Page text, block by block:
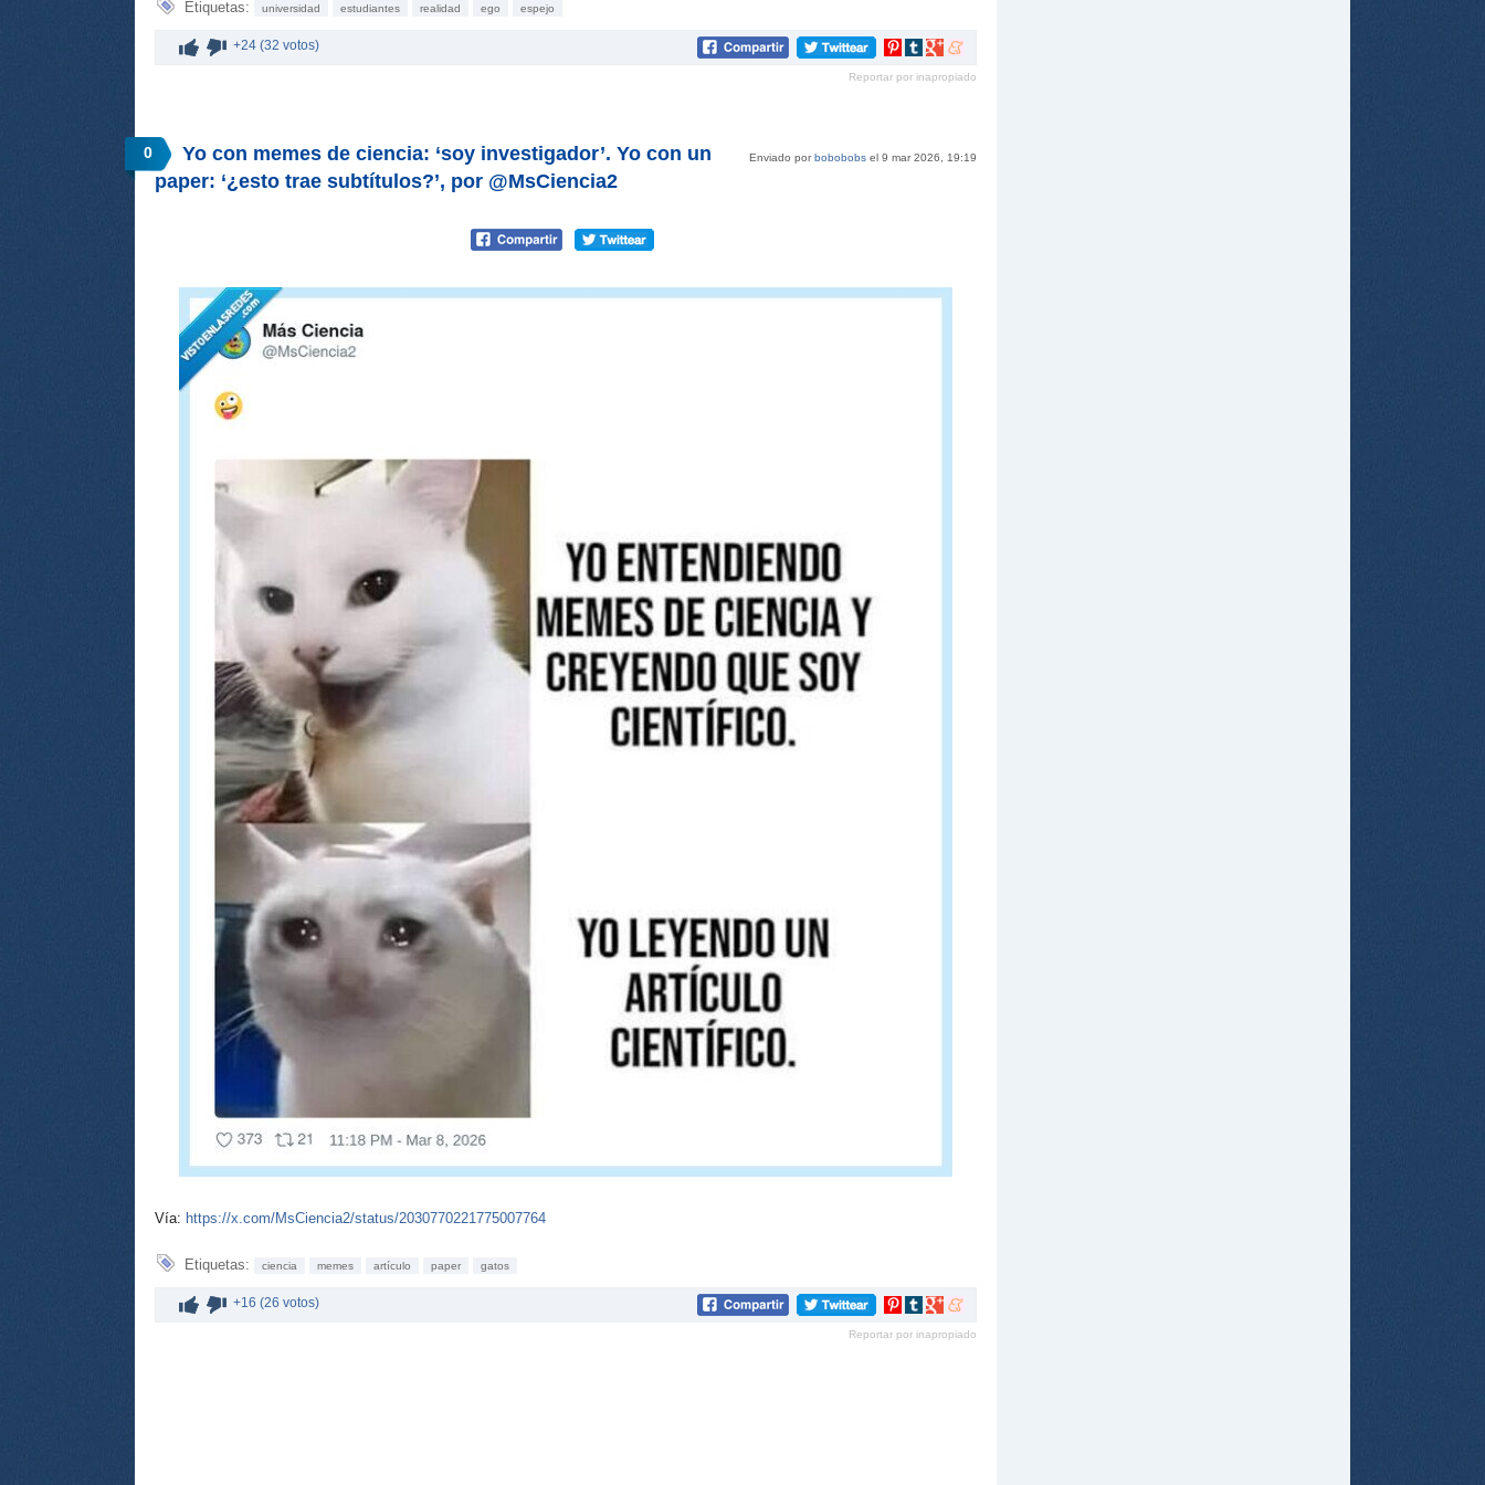
Etiquetas: universidad estudiantes realidad ego espejo
+24 (32 votos)
Compartir
Pinterest
Compartir
tumblr
Compartir
Google+
Compartir
meneame
Reportar por inapropiado
0 Enviado porbobobobs el 9 mar 2026, 19:19
Yo con memes de ciencia: ‘soy investigador’. Yo con un
paper: ‘¿esto trae subtítulos?’, por @MsCiencia2
Vía: https://x.com/MsCiencia2/status/2030770221775007764
Etiquetas: ciencia memes artículo paper gatos
+16 (26 votos)
Compartir
Pinterest
Compartir
tumblr
Compartir
Google+
Compartir
meneame
Reportar por inapropiado